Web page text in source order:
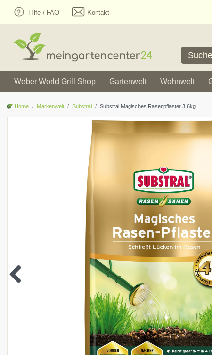
Hilfe / FAQ Kontakt
Weber World Grill Shop Gartenwelt Wohnwelt
Home Markenwelt Substral Substral Magisches Rasenpflaster 3,6kg